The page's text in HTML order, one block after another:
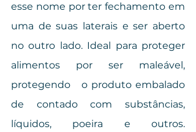
esse nome por ter fechamento em
uma de suas laterais e ser aberto
no outro lado. Ideal para proteger
alimentos por ser maleável,
protegendo   o produto embalado
de contado com substâncias,
líquidos, poeira e outros.